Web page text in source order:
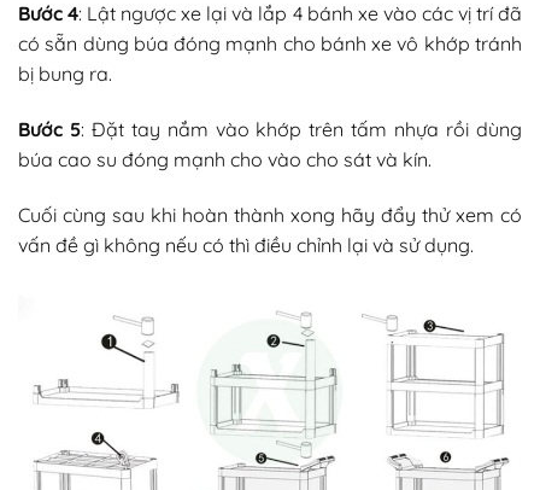
Bước 4: Lật ngược xe lại và lắp 4 bánh xe vào các vị trí đã
có sẵn dùng búa đóng mạnh cho bánh xe vô khớp tránh
bị bung ra.
Bước 5: Đặt tay nắm vào khớp trên tấm nhựa rồi dùng
búa cao su đóng mạnh cho vào cho sát và kín.
Cuối cùng sau khi hoàn thành xong hãy đẩy thử xem có
vấn đề gì không nếu có thì điều chỉnh lại và sử dụng.